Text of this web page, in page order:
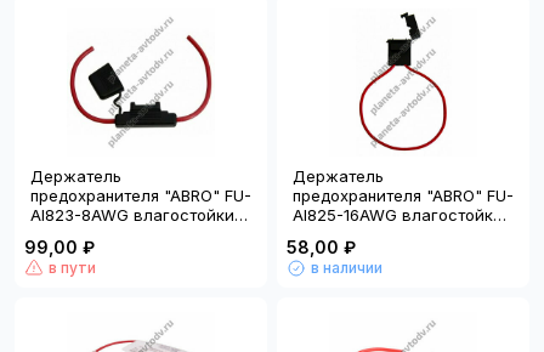
Держатель
предохранителя "ABRO" FU-
AI823-8AWG влагостойкий
99,00 ₽
в пути
Держатель
предохранителя "ABRO" FU-
AI825-16AWG влагостойкий
58,00 ₽
в наличии